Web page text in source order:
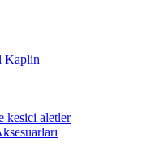
Kaplin
kesici aletler